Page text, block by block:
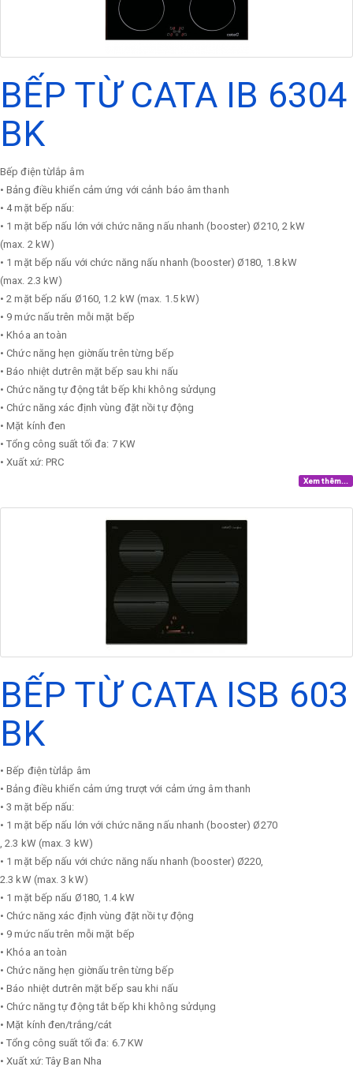
BẾP TỪ CATA IB 6304
BK
Bếp điện từlắp âm
• Bảng điều khiển cảm ứng với cảnh báo âm thanh
• 4 mặt bếp nấu:
• 1 mặt bếp nấu lớn với chức năng nấu nhanh (booster) Ø210, 2 kW
(max. 2 kW)
• 1 mặt bếp nấu với chức năng nấu nhanh (booster) Ø180, 1.8 kW
(max. 2.3 kW)
• 2 mặt bếp nấu Ø160, 1.2 kW (max. 1.5 kW)
• 9 mức nấu trên mỗi mặt bếp
• Khóa an toàn
• Chức năng hẹn giờnấu trên từng bếp
• Báo nhiệt dưtrên mặt bếp sau khi nấu
• Chức năng tự động tắt bếp khi không sửdụng
• Chức năng xác định vùng đặt nồi tự động
• Mặt kính đen
• Tổng công suất tối đa: 7 KW
• Xuất xứ: PRC
Xem thêm...
BẾP TỪ CATA ISB 603
BK
• Bếp điện từlắp âm
• Bảng điều khiển cảm ứng trượt với cảm ứng âm thanh
• 3 mặt bếp nấu:
• 1 mặt bếp nấu lớn với chức năng nấu nhanh (booster) Ø270
, 2.3 kW (max. 3 kW)
• 1 mặt bếp nấu với chức năng nấu nhanh (booster) Ø220,
2.3 kW (max. 3 kW)
• 1 mặt bếp nấu Ø180, 1.4 kW
• Chức năng xác định vùng đặt nồi tự động
• 9 mức nấu trên mỗi mặt bếp
• Khóa an toàn
• Chức năng hẹn giờnấu trên từng bếp
• Báo nhiệt dưtrên mặt bếp sau khi nấu
• Chức năng tự động tắt bếp khi không sửdụng
• Mặt kính đen/trắng/cát
• Tổng công suất tối đa: 6.7 KW
• Xuất xứ: Tây Ban Nha